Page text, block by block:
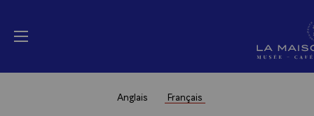
menu
La Maison Elysée
Anglais Français